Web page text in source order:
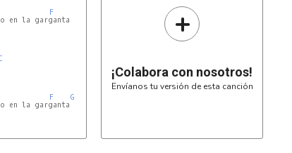
F
en la garganta
F
G
en la garganta
+
¡Colabora con nosotros!
Envíanos tu versión de esta canción